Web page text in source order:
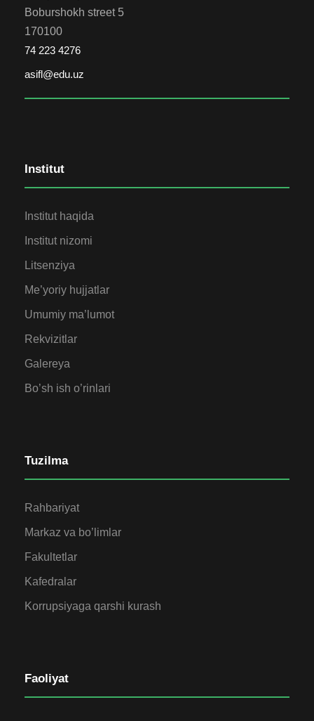
Boburshokh street 5
170100
74 223 4276
asifl@edu.uz
Institut
Institut haqida
Institut nizomi
Litsenziya
Me’yoriy hujjatlar
Umumiy ma’lumot
Rekvizitlar
Galereya
Bo’sh ish o’rinlari
Tuzilma
Rahbariyat
Markaz va bo’limlar
Fakultetlar
Kafedralar
Korrupsiyaga qarshi kurash
Faoliyat